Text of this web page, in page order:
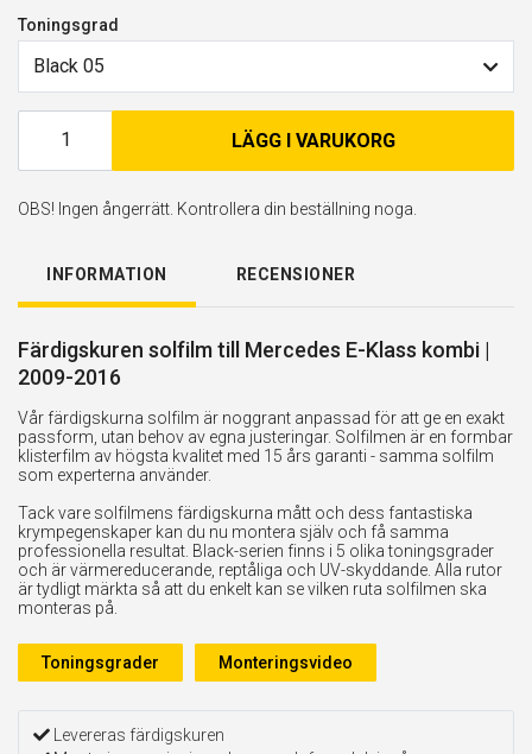
Toningsgrad
Black 05
LÄGG I VARUKORG
OBS! Ingen ångerrätt. Kontrollera din beställning noga.
INFORMATION RECENSIONER
Färdigskuren solfilm till Mercedes E-Klass kombi |
2009-2016
Vår färdigskurna solfilm är noggrant anpassad för att ge en exakt
passform, utan behov av egna justeringar. Solfilmen är en formbar
klisterfilm av högsta kvalitet med 15 års garanti - samma solfilm
som experterna använder.
Tack vare solfilmens färdigskurna mått och dess fantastiska
krympegenskaper kan du nu montera själv och få samma
professionella resultat. Black-serien finns i 5 olika toningsgrader
och är värmereducerande, reptåliga och UV-skyddande. Alla rutor
är tydligt märkta så att du enkelt kan se vilken ruta solfilmen ska
monteras på.
Toningsgrader Monteringsvideo
Levereras färdigskuren